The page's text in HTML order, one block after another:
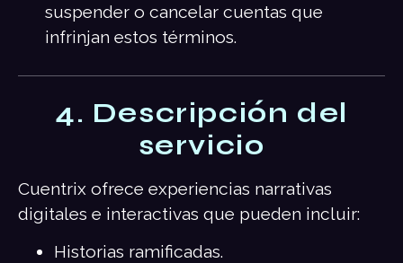
suspender o cancelar cuentas que
infrinjan estos términos.
4. Descripción del
servicio
Cuentrix ofrece experiencias narrativas
digitales e interactivas que pueden incluir:
Historias ramificadas.